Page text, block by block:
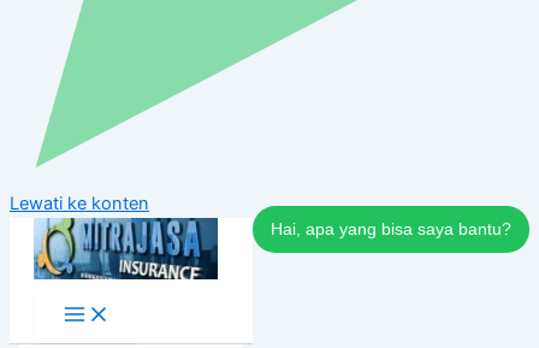
Hai, apa yang bisa saya bantu?
Lewati ke konten